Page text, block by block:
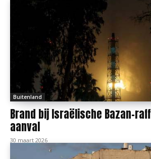
Buitenland
Brand bij Israëlische Bazan-
aanval
30 maart 2026